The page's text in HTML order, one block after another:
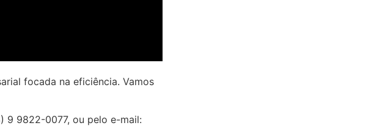
focada na eficiência. Vamos
9 9822-0077, ou pelo e-mail: